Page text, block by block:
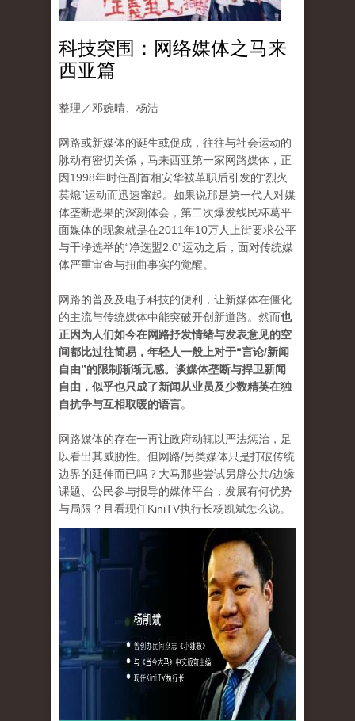
科技突围：网络媒体之马来
西亚篇
整理／邓婉晴、杨洁
网路或新媒体的诞生或促成，往往与社会运动的
脉动有密切关係，马来西亚第一家网路媒体，正
因1998年时任副首相安华被革职后引发的“烈火
莫熄”运动而迅速窜起。如果说那是第一代人对媒
体垄断恶果的深刻体会，第二次爆发线民杯葛平
面媒体的现象就是在2011年10万人上街要求公平
与干净选举的“净选盟2.0”运动之后，面对传统媒
体严重审查与扭曲事实的觉醒。
网路的普及及电子科技的便利，让新媒体在僵化
的主流与传统媒体中能突破开创新道路。然而也
正因为人们如今在网路抒发情绪与发表意见的空
间都比过往简易，年轻人一般上对于“言论/新闻
自由”的限制渐渐无感。谈媒体垄断与捍卫新闻
自由，似乎也只成了新闻从业员及少数精英在独
自抗争与互相取暖的语言。
网路媒体的存在一再让政府动辄以严法惩治，足
以看出其威胁性。但网路/另类媒体只是打破传统
边界的延伸而已吗？大马那些尝试另辟公共/边缘
课题、公民参与报导的媒体平台，发展有何优势
与局限？且看现任KiniTV执行长杨凯斌怎么说。